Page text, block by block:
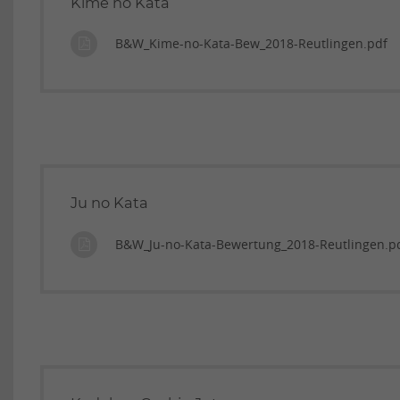
B&W_Kime-no-Kata-Bew_2018-Reutlingen.pdf
Ju no Kata
B&W_Ju-no-Kata-Bewertung_2018-